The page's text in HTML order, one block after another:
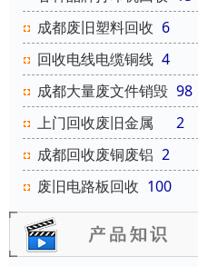
成都废旧塑料回收 6
回收电线电缆铜线 4
成都大量废文件销毁 98
上门回收废旧金属
2
成都回收废铜废铝 2
废旧电路板回收 100